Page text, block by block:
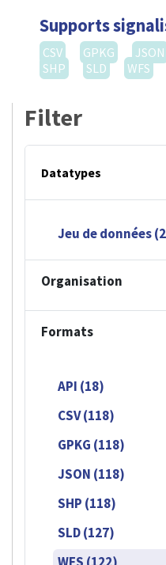
Supports
CSV GPKG
JSON
SHP
SLD WFS
Filter
Datatypes
Jeu de données
Organisation
Formats
API (18)
CSV (118)
GPKG (118)
JSON (118)
SHP (118)
SLD (127)